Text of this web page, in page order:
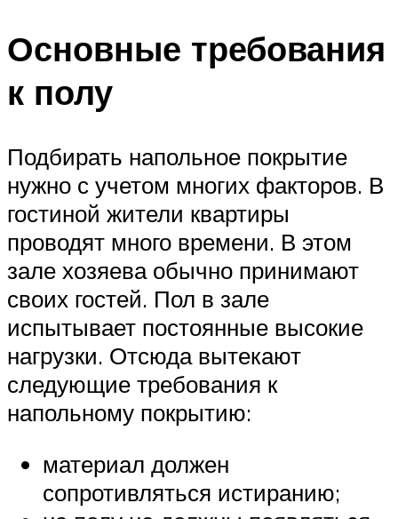
Основные требования
к полу
Подбирать напольное покрытие
нужно с учетом многих факторов. В
гостиной жители квартиры
проводят много времени. В этом
зале хозяева обычно принимают
своих гостей. Пол в зале
испытывает постоянные высокие
нагрузки. Отсюда вытекают
следующие требования к
напольному покрытию:
материал должен
сопротивляться истиранию;